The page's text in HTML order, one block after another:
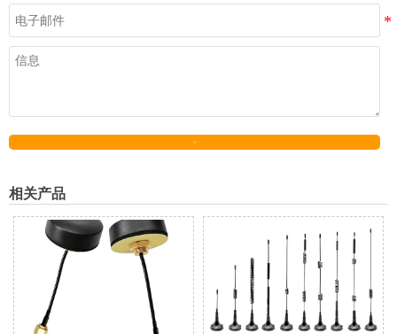
相关产品